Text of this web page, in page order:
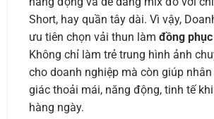
Short, hay quần tây dài. Vì vậy,
ưu tiên chọn vải thun làm đồng
Không chỉ làm trẻ trung hình ảnh
cho doanh nghiệp mà còn giúp
giác thoải mái, năng động, tinh tế
hàng ngày.